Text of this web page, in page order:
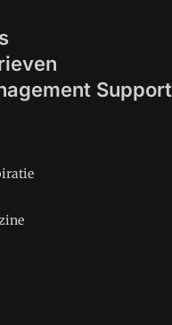
Support